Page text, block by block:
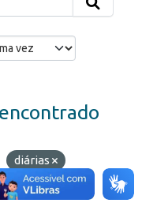
diárias
HTML